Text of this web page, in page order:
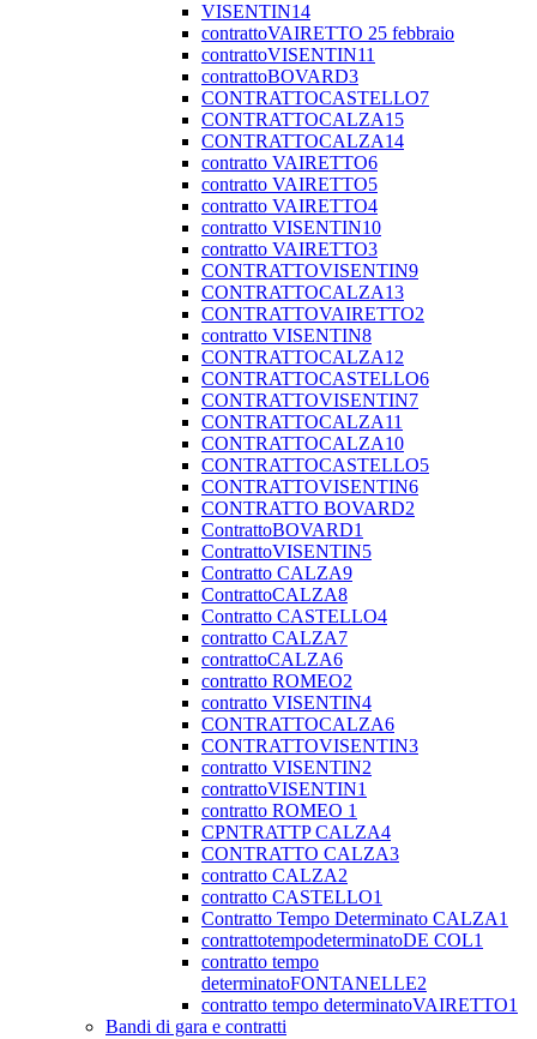
VISENTIN14
contrattoVAIRETTO 25 febbraio
contrattoVISENTIN11
contrattoBOVARD3
CONTRATTOCASTELLO7
CONTRATTOCALZA15
CONTRATTOCALZA14
contratto VAIRETTO6
contratto VAIRETTO5
contratto VAIRETTO4
contratto VISENTIN10
contratto VAIRETTO3
CONTRATTOVISENTIN9
CONTRATTOCALZA13
CONTRATTOVAIRETTO2
contratto VISENTIN8
CONTRATTOCALZA12
CONTRATTOCASTELLO6
CONTRATTOVISENTIN7
CONTRATTOCALZA11
CONTRATTOCALZA10
CONTRATTOCASTELLO5
CONTRATTOVISENTIN6
CONTRATTO BOVARD2
ContrattoBOVARD1
ContrattoVISENTIN5
Contratto CALZA9
ContrattoCALZA8
Contratto CASTELLO4
contratto CALZA7
contrattoCALZA6
contratto ROMEO2
contratto VISENTIN4
CONTRATTOCALZA6
CONTRATTOVISENTIN3
contratto VISENTIN2
contrattoVISENTIN1
contratto ROMEO 1
CPNTRATTP CALZA4
CONTRATTO CALZA3
contratto CALZA2
contratto CASTELLO1
Contratto Tempo Determinato CALZA1
contrattotempodeterminatoDE COL1
contratto tempo
determinatoFONTANELLE2
contratto tempo determinatoVAIRETTO1
Bandi di gara e contratti